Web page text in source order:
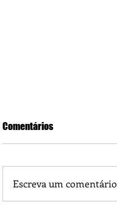
Comentários
Escreva um comentário